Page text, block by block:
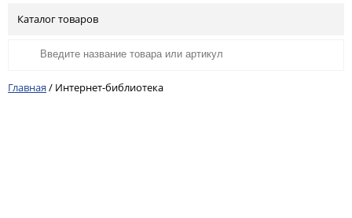
Каталог товаров
Главная / Интернет-библиотека